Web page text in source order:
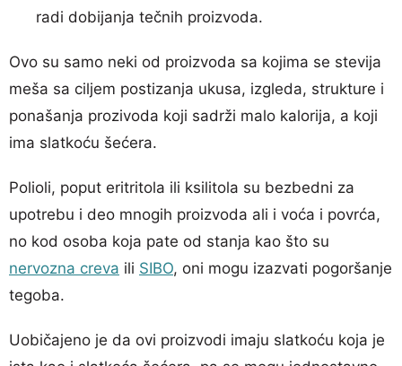
radi dobijanja tečnih proizvoda.
Ovo su samo neki od proizvoda sa kojima se stevija
meša sa ciljem postizanja ukusa, izgleda, strukture i
ponašanja prozivoda koji sadrži malo kalorija, a koji
ima slatkoću šećera.
Polioli, poput eritritola ili ksilitola su bezbedni za
upotrebu i deo mnogih proizvoda ali i voća i povrća,
no kod osoba koja pate od stanja kao što su
nervozna creva ili SIBO, oni mogu izazvati pogoršanje
tegoba.
Uobičajeno je da ovi proizvodi imaju slatkoću koja je